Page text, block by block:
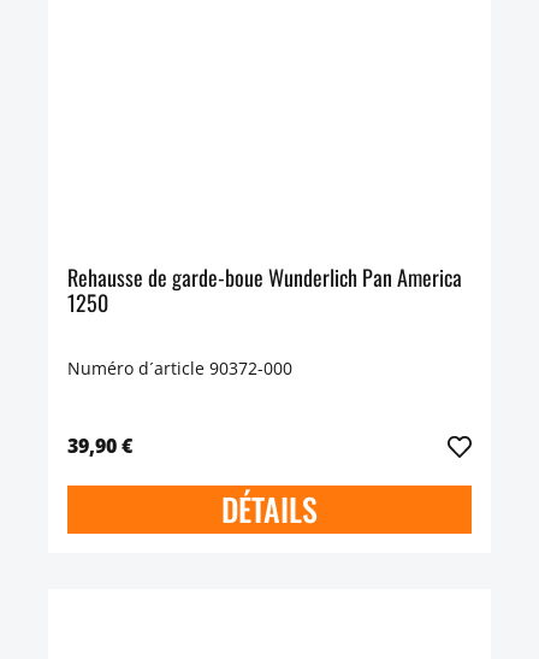
Rehausse de garde-boue Wunderlich Pan America
1250
Numéro d´article 90372-000
39,90 €
DÉTAILS